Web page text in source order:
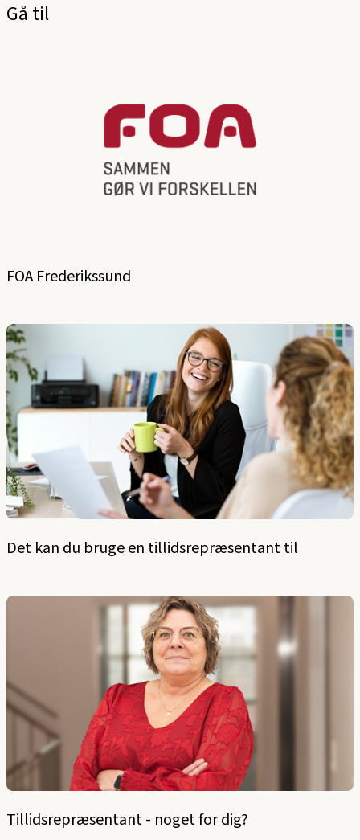
Gå til
FOA Frederikssund
Det kan du bruge en tillidsrepræsentant til
Tillidsrepræsentant - noget for dig?